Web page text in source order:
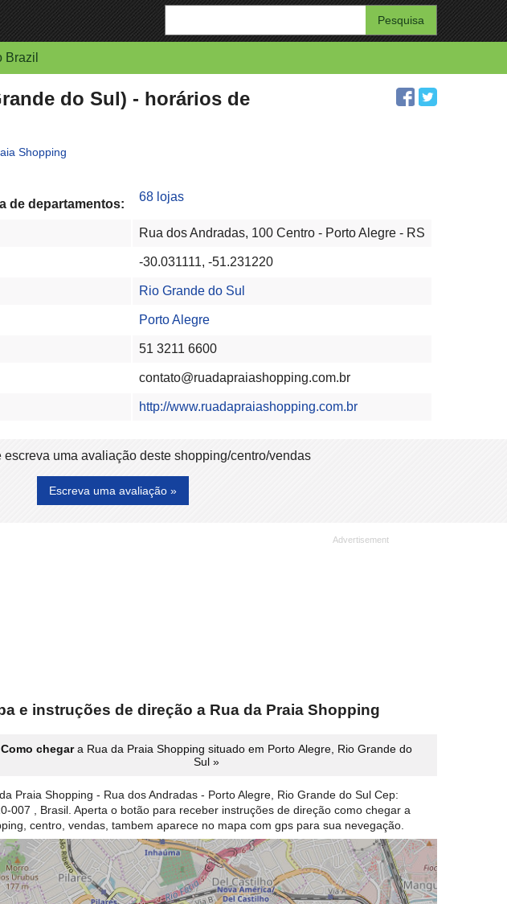
Enter
your
search
Brazil
do Sul) - horários de
Shopping
de departamentos:
68 lojas
Rua dos Andradas, 100 Centro - Porto Alegre - RS
-30.031111, -51.231220
Rio Grande do Sul
Porto Alegre
51 3211 6600
contato@ruadapraiashopping.com.br
http://www.ruadapraiashopping.com.br
escreva uma avaliação deste shopping/centro/vendas
Escreva uma avaliação »
e instruções de direção a Rua da Praia Shopping
Como chegara Rua da Praia Shopping situado em Porto Alegre, Rio Grande do
Sul »
Praia Shopping - Rua dos Andradas - Porto Alegre, Rio Grande do Sul Cep:
007 , Brasil. Aperta o botão para receber instruções de direção como chegar a
centro, vendas, tambem aparece no mapa com gps para sua nevegação.